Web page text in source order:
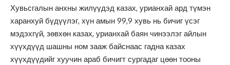
Хувьсгалын анхны жилүүдэд казах, урианхай ард түмэн
харанхуй бүдүүлэг, хүн амын 99,9 хувь нь бичиг үсэг
мэдэхгүй, зөвхөн казах, урианхай баян чинээлэг айлын
хүүхдүүд шашны ном зааж байснаас гадна казах
хүүхдүүдийг хуучин араб бичигт сургадаг цөөн тооны